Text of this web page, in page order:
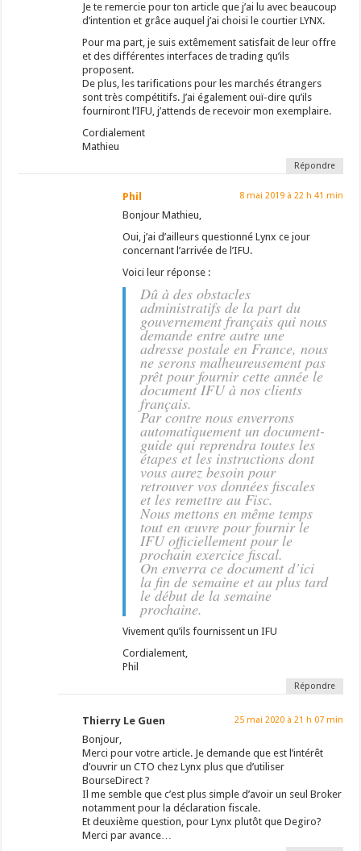
Je te remercie pour ton article que j’ai lu avec beaucoup
d’intention et grâce auquel j’ai choisi le courtier LYNX.
Pour ma part, je suis extêmement satisfait de leur offre
et des différentes interfaces de trading qu’ils
proposent.
De plus, les tarifications pour les marchés étrangers
sont très compétitifs. J’ai également ouï-dire qu’ils
fourniront l’IFU, j’attends de recevoir mon exemplaire.
Cordialement
Mathieu
Répondre
Phil 8 mai 2019 à 22 h 41 min
Bonjour Mathieu,
Oui, j’ai d’ailleurs questionné Lynx ce jour
concernant l’arrivée de l’IFU.
Voici leur réponse :
Dû à des obstacles
administratifs de la part du
gouvernement français qui nous
demande entre autre une
adresse postale en France, nous
ne serons malheureusement pas
prêt pour fournir cette année le
document IFU à nos clients
français.
Par contre nous enverrons
automatiquement un document-
guide qui reprendra toutes les
étapes et les instructions dont
vous aurez besoin pour
retrouver vos données fiscales
et les remettre au Fisc.
Nous mettons en même temps
tout en œuvre pour fournir le
IFU officiellement pour le
prochain exercice fiscal.
On enverra ce document d’ici
la fin de semaine et au plus tard
le début de la semaine
prochaine.
Vivement qu’ils fournissent un IFU
Cordialement,
Phil
Répondre
Thierry Le Guen 25 mai 2020 à 21 h 07 min
Bonjour,
Merci pour votre article. Je demande que est l’intérêt
d’ouvrir un CTO chez Lynx plus que d’utiliser
BourseDirect ?
Il me semble que c’est plus simple d’avoir un seul Broker
notamment pour la déclaration fiscale.
Et deuxième question, pour Lynx plutôt que Degiro?
Merci par avance…